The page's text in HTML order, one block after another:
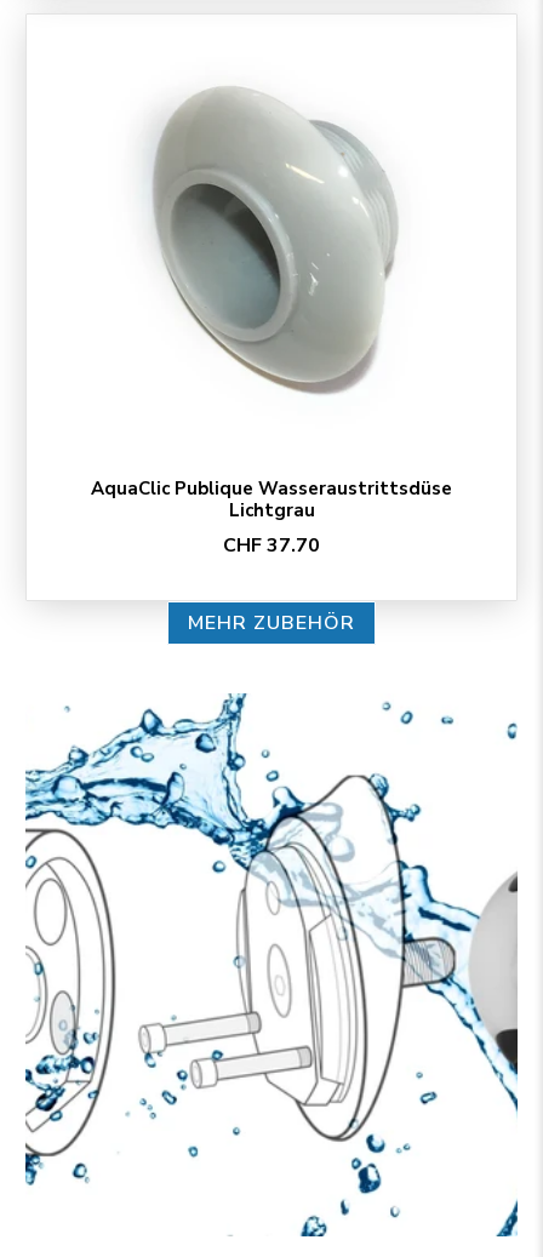
AquaClic Publique Wasseraustrittsdüse
Lichtgrau
CHF 37.70
MEHR ZUBEHÖR